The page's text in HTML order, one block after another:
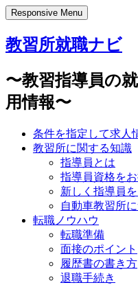
Responsive Menu
教習所就職ナビ
〜教習指導員の
用情報〜
条件を指定して求人
教習所に関する知識
指導員とは
指導員資格を
新しく指導員
自動車教習所
転職ノウハウ
転職準備
面接のポイント
履歴書の書き方
退職手続き